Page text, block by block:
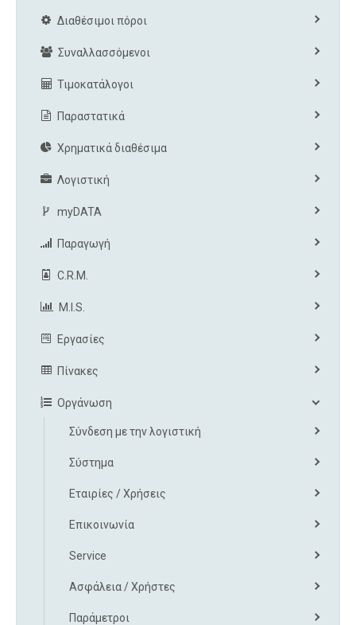
Διαθέσιμοι πόροι
Συναλλασσόμενοι
Τιμοκατάλογοι
Παραστατικά
Χρηματικά διαθέσιμα
Λογιστική
myDATA
Παραγωγή
C.R.M.
M.I.S.
Εργασίες
Πίνακες
Οργάνωση
Σύνδεση με την λογιστική
Σύστημα
Εταιρίες / Χρήσεις
Επικοινωνία
Service
Ασφάλεια / Χρήστες
Παράμετροι